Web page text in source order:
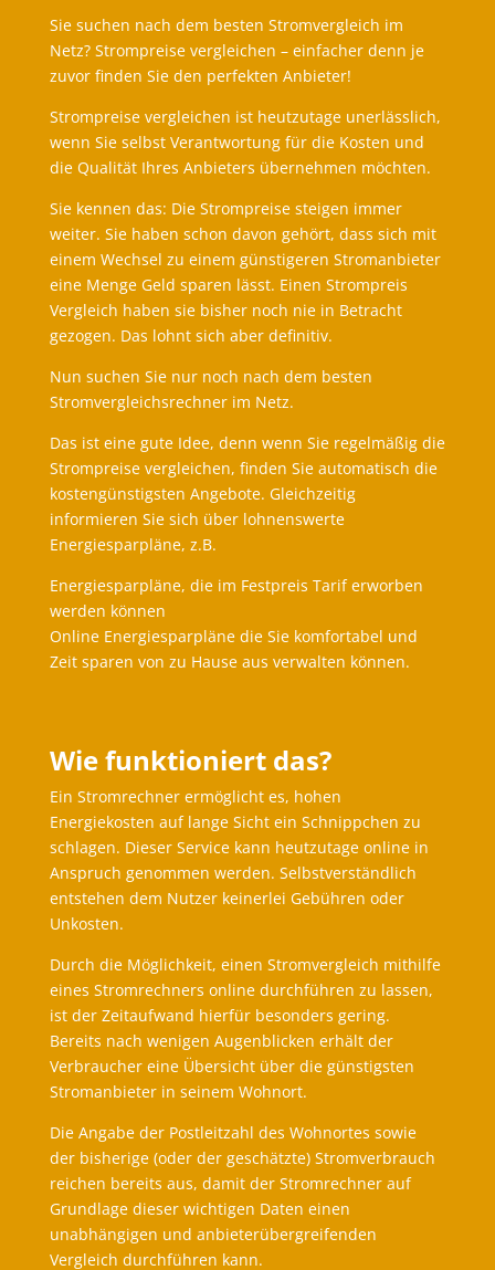
Sie suchen nach dem besten Stromvergleich im
Netz? Strompreise vergleichen – einfacher denn je
zuvor finden Sie den perfekten Anbieter!
Strompreise vergleichen ist heutzutage unerlässlich,
wenn Sie selbst Verantwortung für die Kosten und
die Qualität Ihres Anbieters übernehmen möchten.
Sie kennen das: Die Strompreise steigen immer
weiter. Sie haben schon davon gehört, dass sich mit
einem Wechsel zu einem günstigeren Stromanbieter
eine Menge Geld sparen lässt. Einen Strompreis
Vergleich haben sie bisher noch nie in Betracht
gezogen. Das lohnt sich aber definitiv.
Nun suchen Sie nur noch nach dem ​besten
Stromvergleichsrechner​ im Netz.
Das ist eine gute Idee, denn wenn Sie regelmäßig die
Strompreise vergleichen, finden Sie automatisch die
kostengünstigsten Angebote​. Gleichzeitig
informieren Sie sich über lohnenswerte
Energiesparpläne, z.B.
Energiesparpläne, die im Festpreis Tarif erworben
werden können
Online Energiesparpläne die Sie komfortabel und
Zeit sparen von zu Hause aus verwalten können.
Wie funktioniert das?
Ein Stromrechner ermöglicht es, hohen
Energiekosten auf lange Sicht ein Schnippchen zu
schlagen. Dieser Service kann heutzutage online in
Anspruch genommen werden. Selbstverständlich
entstehen dem Nutzer keinerlei Gebühren oder
Unkosten.
Durch die Möglichkeit, einen Stromvergleich mithilfe
eines Stromrechners online durchführen zu lassen,
ist der Zeitaufwand hierfür besonders gering.
Bereits nach wenigen Augenblicken erhält der
Verbraucher eine Übersicht über die günstigsten
Stromanbieter in seinem Wohnort.
Die Angabe der Postleitzahl des Wohnortes sowie
der bisherige (oder der geschätzte) Stromverbrauch
reichen bereits aus, damit der Stromrechner auf
Grundlage dieser wichtigen Daten einen
unabhängigen und anbieterübergreifenden
Vergleich durchführen kann​.